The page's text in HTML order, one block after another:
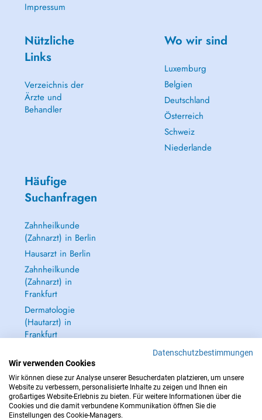
Impressum
Nützliche
Links
Verzeichnis der
Ärzte und
Behandler
Wo wir sind
Luxemburg
Belgien
Deutschland
Österreich
Schweiz
Niederlande
Häufige
Suchanfragen
Zahnheilkunde
(Zahnarzt) in Berlin
Hausarzt in Berlin
Zahnheilkunde
(Zahnarzt) in
Frankfurt
Dermatologie
(Hautarzt) in
Frankfurt
IM NOTFALL WENDEN SIE SICH AN : 112
Datenschutzbestimmungen
Wir verwenden Cookies
Wir können diese zur Analyse unserer Besucherdaten platzieren, um unsere
Website zu verbessern, personalisierte Inhalte zu zeigen und Ihnen ein
großartiges Website-Erlebnis zu bieten. Für weitere Informationen über die
Cookies und die damit verbundene Kommunikation öffnen Sie die
Einstellungen des Cookie-Managers.